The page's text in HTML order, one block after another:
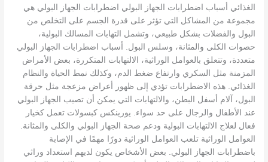
الغذائي أسباب اضطرابات الجهاز البولي اضطرابات الجهاز البولي هي
مجموعة من المشاكل التي تؤثر على قدرة الجسم على التخلص من
البول والفضلات بشكل طبيعي، وتشمل التهابات المسالك البولية،
حصوات الكلى والمثانة، وسلس البول. أسباب اضطرابات الجهاز البولي
متعددة، وتتعلق بالعوامل الوراثية، الالتهابات المتكررة، بعض الأمراض
المزمنة مثل السكري وارتفاع ضغط الدم، وكذلك نمط الحياة والنظام
الغذائي. هذه الاضطرابات تؤدي إلى ظهور أعراض مزعجة مثل حرقة
البول، آلام أسفل البطن، والالتهابات التي يمكن أن تصيب الجهاز البولي
عند الأطفال والرجال على حد سواء. يورينكس كبسولات تعمل كخيار
فعال لعلاج الالتهابات البولية ودعم صحة الجهاز البولي والكلى والمثانة.
العوامل الوراثية تلعب العوامل الوراثية دورًا مهمًا في الإصابة
باضطرابات الجهاز البولي. بعض الأشخاص يكون لديهم استعداد وراثي